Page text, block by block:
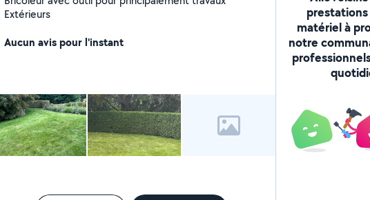
Extérieurs
Aucun avis pour l'instant
matériel à
notre